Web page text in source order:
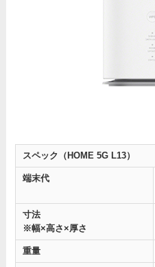
スペック （HOME 5G L13）
端末代
寸法
※幅×高さ×厚さ
重量